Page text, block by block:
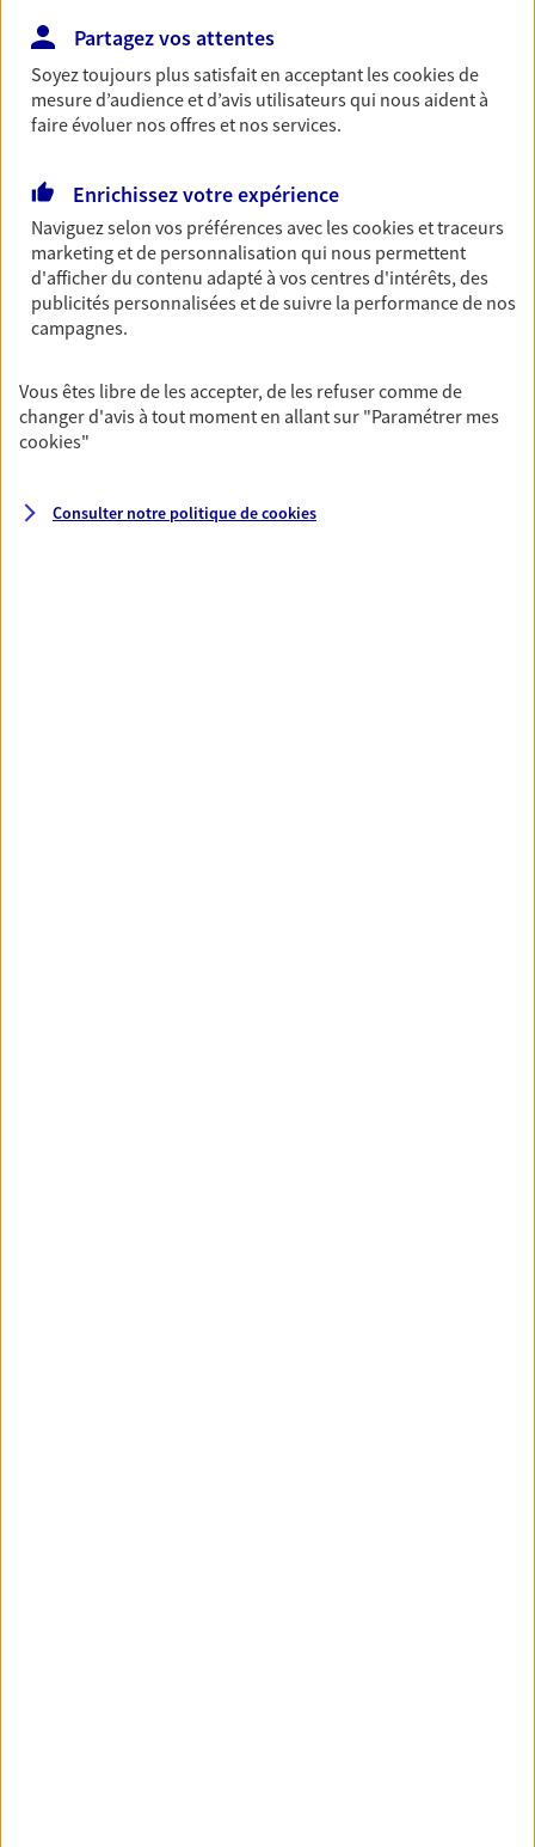
retraite
Il n'est jamais ni trop tôt, ni trop tard pour préparer
votre retraite. Nous vous aidons à trouver les solutions
pour maintenir votre qualité de vie et profiter
vie...
Vous protéger et protéger vos
proches face aux aléas de la vie
Avec nos solutions de prévoyance, sécurisez vos
d'invalidité, d'incapacité ou de décès.
Optimiser la gestion de votre
Gérez et optimisez votre patrimoine avec nos solutions
Partagez vos attentes
Soyez toujours plus satisfait en acceptant lescookiesde
mesure d’audience et d’avis utilisateurs qui nous aident à
faire évoluer nos offres et nos services.
Enrichissez votre expérience
Naviguez selon vos préférences avec lescookies et traceurs
marketing et de personnalisation qui nous permettent
d'afficher du contenu adapté à vos centres d'intérêts, des
publicités personnalisées et de suivre la performance de nos
campagnes.
Vous êtes libre de les accepter, de les refuser comme de
changer d'avis à tout moment en allant sur "Paramétrer mes
cookies"
Consulter notre politique decookies